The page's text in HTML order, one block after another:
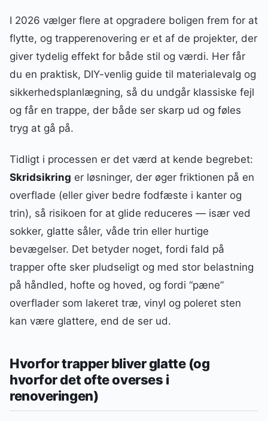
I 2026 vælger flere at opgradere boligen frem for at
flytte, og trapperenovering er et af de projekter, der
giver tydelig effekt for både stil og værdi. Her får
du en praktisk, DIY-venlig guide til materialevalg og
sikkerhedsplanlægning, så du undgår klassiske fejl
og får en trappe, der både ser skarp ud og føles
tryg at gå på.
Tidligt i processen er det værd at kende begrebet:
Skridsikring er løsninger, der øger friktionen på en
overflade (eller giver bedre fodfæste i kanter og
trin), så risikoen for at glide reduceres — især ved
sokker, glatte såler, våde trin eller hurtige
bevægelser. Det betyder noget, fordi fald på
trapper ofte sker pludseligt og med stor belastning
på håndled, hofte og hoved, og fordi “pæne”
overflader som lakeret træ, vinyl og poleret sten
kan være glattere, end de ser ud.
Hvorfor trapper bliver glatte (og
hvorfor det ofte overses i
renoveringen)